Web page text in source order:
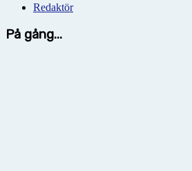
Redaktör
På gång...